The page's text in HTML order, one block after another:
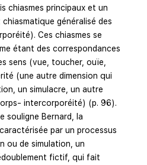
chiasmes principaux et un
généralisé des
Ces chiasmes se
étant des correspondances
sens (vue, toucher, ouïe,
(une autre dimension qui
un simulacre, un autre
intercorporéité) (p. 96).
souligne Bernard, la
par un processus
de simulation, un
fictif, qui fait